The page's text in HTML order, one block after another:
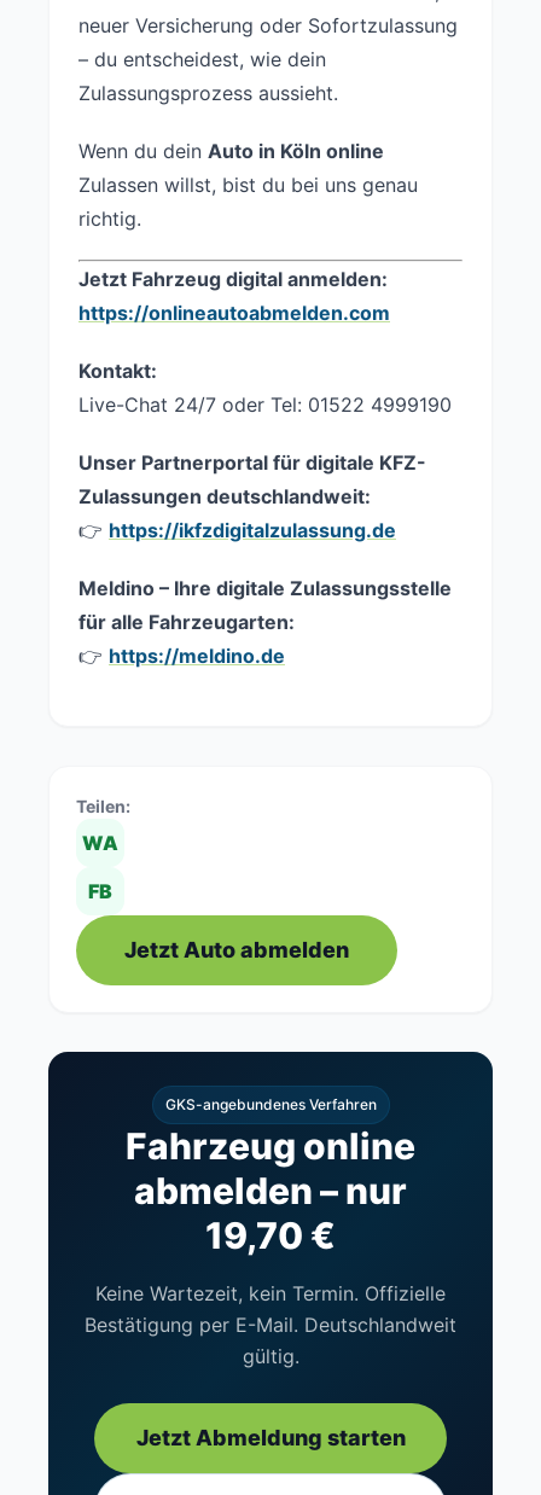
neuer Versicherung oder Sofortzulassung
– du entscheidest, wie dein
Zulassungsprozess aussieht.
Wenn du dein Auto in Köln online
Zulassen willst, bist du bei uns genau
richtig.
Jetzt Fahrzeug digital anmelden:
https://onlineautoabmelden.com
Kontakt:
Live-Chat 24/7 oder Tel: 01522 4999190
Unser Partnerportal für digitale KFZ-
Zulassungen deutschlandweit:
👉 https://ikfzdigitalzulassung.de
Meldino – Ihre digitale Zulassungsstelle
für alle Fahrzeugarten:
👉 https://meldino.de
Teilen:
WA
FB
Jetzt Auto abmelden
GKS-angebundenes Verfahren
Fahrzeug online
abmelden – nur
19,70 €
Keine Wartezeit, kein Termin. Offizielle
Bestätigung per E-Mail. Deutschlandweit
gültig.
Jetzt Abmeldung starten